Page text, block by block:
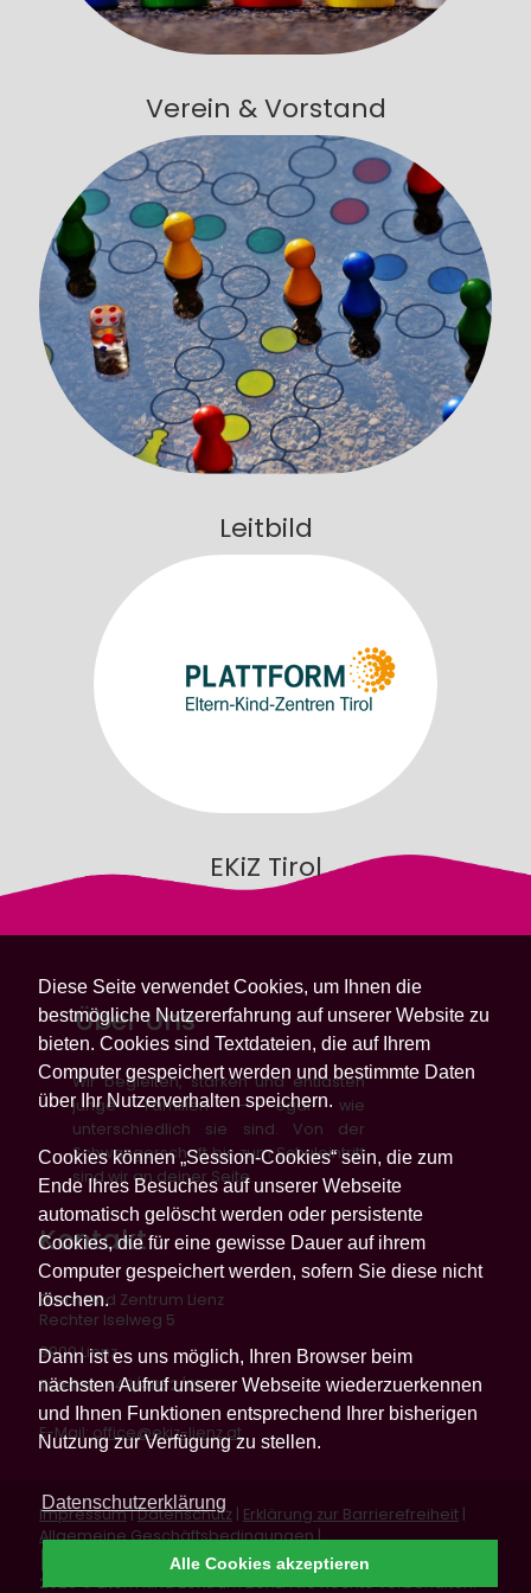
Diese Seite verwendet Cookies, um Ihnen die
bestmögliche Nutzererfahrung auf unserer Website zu
bieten. Cookies sind Textdateien, die auf Ihrem
Computer gespeichert werden und bestimmte Daten
über Ihr Nutzerverhalten speichern.
Cookies können „Session-Cookies“ sein, die zum
Ende Ihres Besuches auf unserer Webseite
automatisch gelöscht werden oder persistente
Cookies, die für eine gewisse Dauer auf ihrem
Computer gespeichert werden, sofern Sie diese nicht
löschen.
Dann ist es uns möglich, Ihren Browser beim
nächsten Aufruf unserer Webseite wiederzuerkennen
und Ihnen Funktionen entsprechend Ihrer bisherigen
Nutzung zur Verfügung zu stellen.
Datenschutzerklärung
Alle Cookies akzeptieren
Verein & Vorstand
Leitbild
EKiZ Tirol
Über Uns
Wir begleiten, stärken und entlasten
junge Familien – egal wie
unterschiedlich sie sind. Von der
Schwangerschaft bis zum Schuleintritt
sind wir an deiner Seite.
Kontakt
Eltern Kind Zentrum Lienz
Rechter Iselweg 5
9900 Lienz
Telefon: +43/4852/61322
E-Mail:office@ekiz-lienz.at
Impressum|Datenschutz| Erklärung zur Barrierefreiheit|
Allgemeine Geschäftsbedingungen|
Vertrag widerrufen
2026 © Eltern Kind Zentrum Lienz. Alle Rechte vorbehalten.